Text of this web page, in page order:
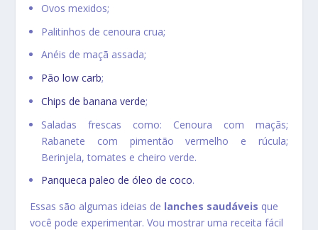
Ovos mexidos;
Palitinhos de cenoura crua;
Anéis de maçã assada;
Pão low carb;
Chips de banana verde;
Saladas frescas como: Cenoura com maçãs;
Rabanete com pimentão vermelho e rúcula;
Berinjela, tomates e cheiro verde.
Panqueca paleo de óleo de coco.
Essas são algumas ideias de lanches saudáveis que
você pode experimentar. Vou mostrar uma receita fácil